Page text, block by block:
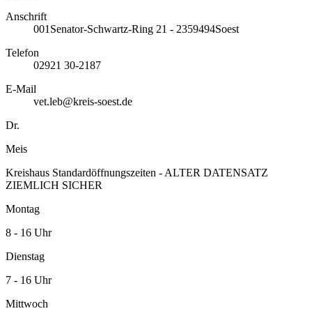
Anschrift
001Senator-Schwartz-Ring 21 - 2359494Soest
Telefon
02921 30-2187
E-Mail
vet.leb@kreis-soest.de
Dr.
Meis
Kreishaus Standardöffnungszeiten - ALTER DATENSATZ
ZIEMLICH SICHER
Montag
8 - 16 Uhr
Dienstag
7 - 16 Uhr
Mittwoch